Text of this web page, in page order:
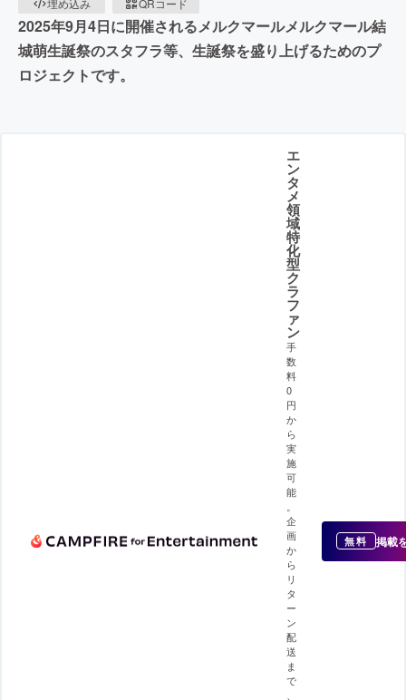
2025年9月4日に開催されるメルクマールメルクマール結
城萌生誕祭のスタフラ等、生誕祭を盛り上げるためのプ
ロジェクトです。
エ
ン
タ
メ
領
域
特
化
型
ク
ラ
フ
ァ
ン
手
数
料
0
円
か
ら
実
施
可
能
企
画
か
ら
リ
タ
ー
ン
配
送
ま
で
無料 掲載